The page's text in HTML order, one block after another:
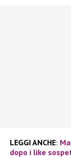
LEGGI ANCHE:
dopo i like